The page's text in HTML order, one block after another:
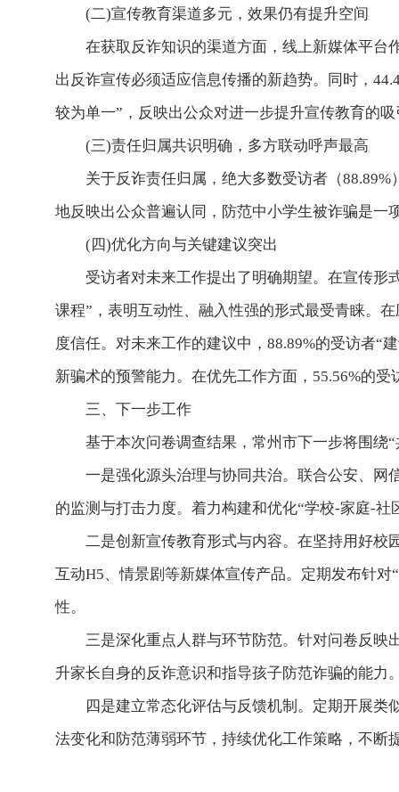
(二)宣传教育渠道多元，效果仍有提升空间
在获取反诈知识的渠道方面，线上新媒体平台
出反诈宣传必须适应信息传播的新趋势。同时，
较为单一”，反映出公众对进一步提升宣传教育的
(三)责任归属共识明确，多方联动呼声最高
关于反诈责任归属，绝大多数受访者（
地反映出公众普遍认同，防范中小学生被诈骗是
(四)优化方向与关键建议突出
受访者对未来工作提出了明确期望。在宣传形
课程”，表明互动性、融入性强的形式最受青睐。
度信任。对未来工作的建议中，88.89%的受访者“
新骗术的预警能力。在优先工作方面，55.56%的
三、下一步工作
基于本次问卷调查结果，常州市下一步将围绕
一是强化源头治理与协同共治。联合公安、网
的监测与打击力度。着力构建和优化“学校-家庭-
二是创新宣传教育形式与内容。在坚持用好校
互动H5、情景剧等新媒体宣传产品。定期发布针
性。
三是深化重点人群与环节防范。针对问卷反映
升家长自身的反诈意识和指导孩子防范诈骗的能
四是建立常态化评估与反馈机制。定期开展
法变化和防范薄弱环节，持续优化工作策略，不断